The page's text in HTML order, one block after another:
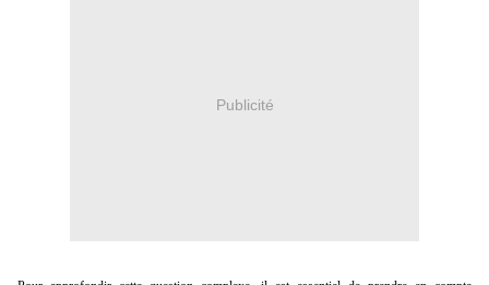
Publicité